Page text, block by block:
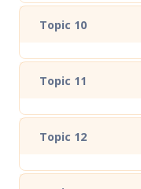
Topic 10
Topic 11
Topic 12